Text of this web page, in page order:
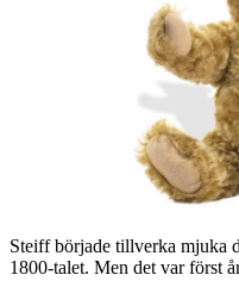
Steiff började tillverka mjuka
1800-talet. Men det var först